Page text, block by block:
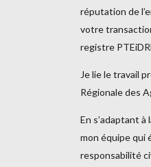
réputation de
votre
registre
Je lie le travail
Régionale des
En s’adaptant
mon équipe qui
responsabilité